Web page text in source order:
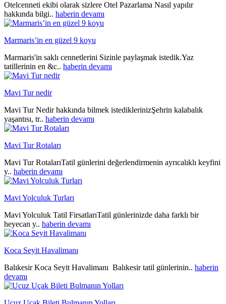
Otelcenneti ekibi olarak sizlere Otel Pazarlama Nasıl yapılır
hakkında bilgi.. haberin devamı
Marmaris’in en güzel 9 koyu
Marmaris'in saklı cennetlerini Sizinle paylaşmak istedik.Yaz
tatillerinin en &c.. haberin devamı
Mavi Tur nedir
Mavi Tur Nedir hakkında bilmek istediklerinizŞehrin kalabalık
yaşantısı, tr.. haberin devamı
Mavi Tur Rotaları
Mavi Tur RotalarıTatil günlerini değerlendirmenin ayrıcalıklı keyfini
y.. haberin devamı
Mavi Yolculuk Turları
Mavi Yolculuk Tatil FirsatlarıTatil günlerinizde daha farklı bir
heyecan y.. haberin devamı
Koca Seyit Havalimanı
Balıkesir Koca Seyit Havalimanı Balıkesir tatil günlerinin.. haberin
devamı